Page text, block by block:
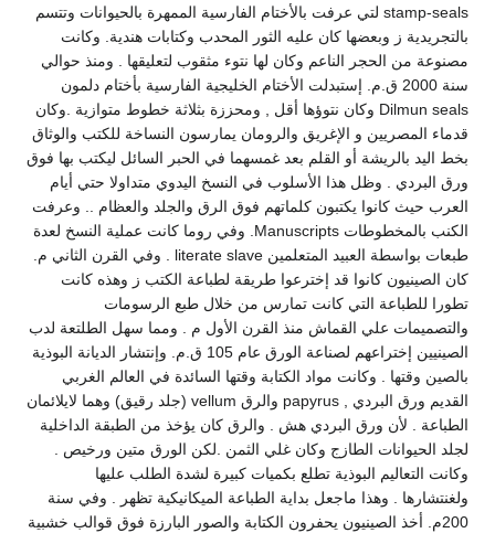
stamp-seals لتي عرفت بالأختام الفارسية الممهرة بالحيوانات وتتسم
بالتجريدية ز وبعضها كان عليه الثور المحدب وكتابات هندية. وكانت
مصنوعة من الحجر الناعم وكان لها نتوء مثقوب لتعليقها . ومنذ حوالي
سنة 2000 ق.م. إستبدلت الأختام الخليجية الفارسية بأختام دلمون
Dilmun seals وكان نتوؤها أقل , ومحززة بثلاثة خطوط متوازية .وكان
قدماء المصريين و الإغريق والرومان يمارسون النساخة للكتب والوثاق
بخط اليد بالريشة أو القلم بعد غمسهما في الحبر السائل ليكتب بها فوق
ورق البردي . وظل هذا الأسلوب في النسخ اليدوي متداولا حتي أيام
العرب حيث كانوا يكتبون كلماتهم فوق الرق والجلد والعظام .. وعرفت
الكنب بالمخطوطات Manuscripts. وفي روما كانت عملية النسخ لعدة
طبعات بواسطة العبيد المتعلمين literate slave . وفي القرن الثاني م.
كان الصينيون كانوا قد إخترعوا طريقة لطباعة الكتب ز وهذه كانت
تطورا للطباعة التي كانت تمارس من خلال طبع الرسومات
والتصميمات علي القماش منذ القرن الأول م . ومما سهل الطلتعة لدب
الصينيين إختراعهم لصناعة الورق عام 105 ق.م. وإنتشار الديانة البوذية
بالصين وقتها . وكانت مواد الكتابة وقتها السائدة في العالم الغربي
القديم ورق البردي , papyrus والرق vellum (جلد رقيق) وهما لايلائمان
الطباعة . لأن ورق البردي هش . والرق كان يؤخذ من الطبقة الداخلية
لجلد الحيوانات الطازج وكان غلي الثمن .لكن الورق متين ورخيص .
وكانت التعاليم البوذية تطلع بكميات كبيرة لشدة الطلب عليها
ولغنتشارها . وهذا ماجعل بداية الطباعة الميكانيكية تظهر . وفي سنة
200م. أخذ الصينيون يحفرون الكتابة والصور البارزة فوق قوالب خشبية